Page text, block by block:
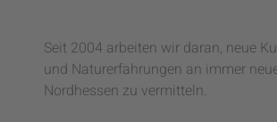
Seit 2004 arbeiten wir daran, neue
und Naturerfahrungen an immer
Nordhessen zu vermitteln.